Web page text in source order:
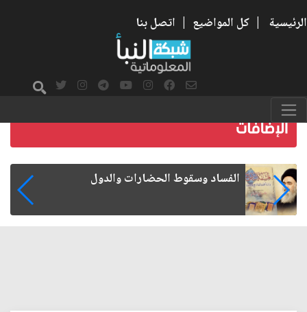
الرئيسية | كل المواضيع | اتصل بنا
رواتب الموظفين على صفيح ساخن